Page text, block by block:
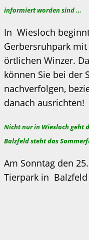
informiert worden sind …
In Wiesloch
Gerbersruhpark
örtlichen Winzer.
können Sie bei der
nachverfolgen,
danach ausrichten!
Nicht nur in Wiesloch geht
Balzfeld steht das
Am Sonntag den
Tierpark in